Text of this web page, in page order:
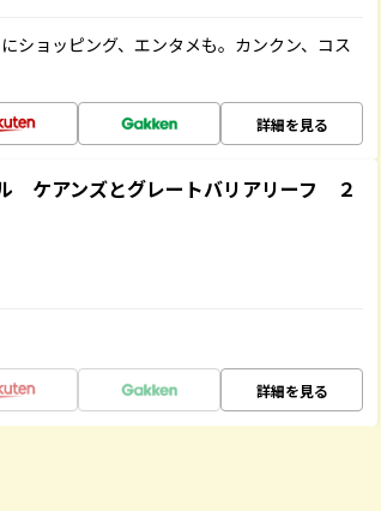
ショッピング、エンタメも。カンクン、コス
詳細を見る
ケアンズとグレートバリアリーフ ２
詳細を見る